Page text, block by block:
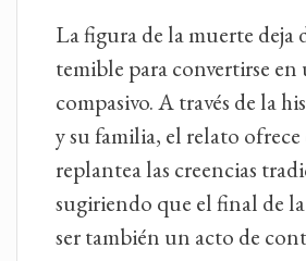
La figura de la muerte deja
temible para convertirse en
compasivo. A través de la
y su familia, el relato
replantea las creencias
sugiriendo que el final de
ser también un acto de